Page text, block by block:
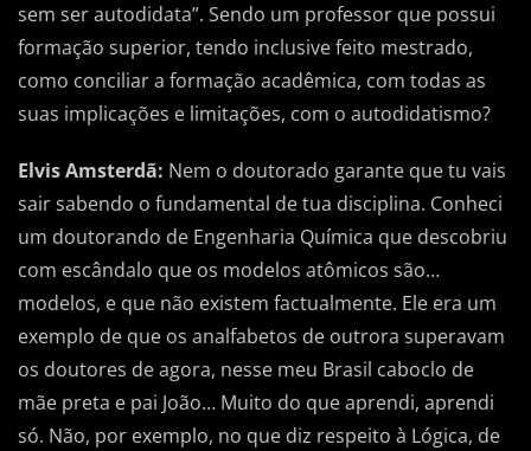
sem ser autodidata”. Sendo um professor que possui
formação superior, tendo inclusive feito mestrado,
como conciliar a formação acadêmica, com todas as
suas implicações e limitações, com o autodidatismo?
Elvis Amsterdã: Nem o doutorado garante que tu vais
sair sabendo o fundamental de tua disciplina. Conheci
um doutorando de Engenharia Química que descobriu
com escândalo que os modelos atômicos são…
modelos, e que não existem factualmente. Ele era um
exemplo de que os analfabetos de outrora superavam
os doutores de agora, nesse meu Brasil caboclo de
mãe preta e pai João… Muito do que aprendi, aprendi
só. Não, por exemplo, no que diz respeito à Lógica, de